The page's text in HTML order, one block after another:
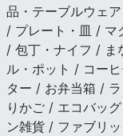
品・テーブルウェ
/ プレート・皿 / マ
/ 包丁・ナイフ / ま
ル・ポット / コー
ター / お弁当箱 /
りかご / エコバッ
ン雑貨 / ファブリ